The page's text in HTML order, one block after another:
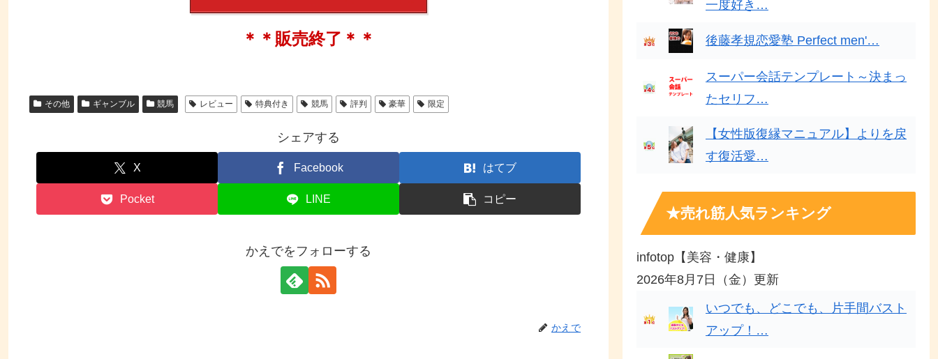
＊＊販売終了＊＊
その他 ギャンブル 競馬 レビュー 特典付き 競馬 評判 豪華 限定
シェアする
X Facebook はてブ
Pocket LINE コピー
かえでをフォローする
かえで
一度好き…
後藤孝規恋愛塾 Perfect men'…
スーパー会話テンプレート～決まっ
たセリフ…
【女性版復縁マニュアル】よりを戻
す復活愛…
★売れ筋人気ランキング
infotop【美容・健康】
2026年8月7日（金）更新
いつでも、どこでも、片手間バスト
アップ！…